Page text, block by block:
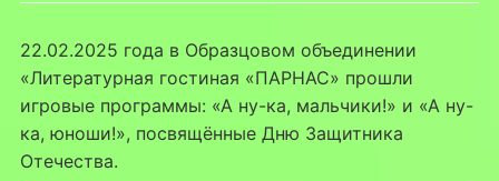
22.02.2025 года в Образцовом объединении
«Литературная гостиная «ПАРНАС» прошли
игровые программы: «А ну-ка, мальчики!» и «А ну-
ка, юноши!», посвящённые Дню Защитника
Отечества.